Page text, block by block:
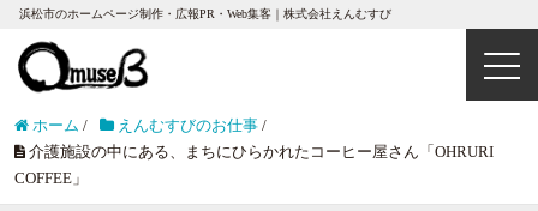
浜松市のホームページ制作・広報PR・Web集客｜株式会社えんむすび
ホーム / えんむすびのお仕事 /
介護施設の中にある、まちにひらかれたコーヒー屋さん「OHRURI
COFFEE」